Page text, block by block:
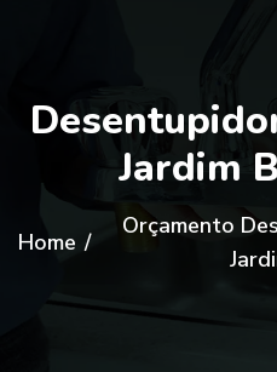
Jardim
Home /
Orçamento